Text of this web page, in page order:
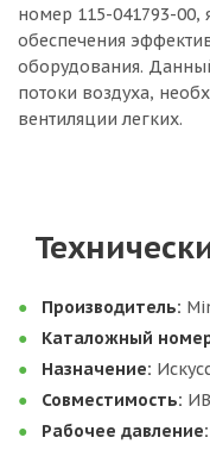
номер 115-041793-00,
обеспечения
оборудования.
потоки воздуха,
вентиляции легких.
Производитель:
Каталожный
Назначение:
Совместимость:
Рабочее давление: